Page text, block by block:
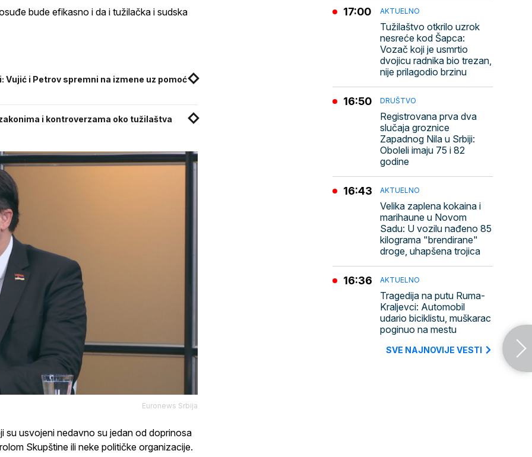
bude efikasno i da i tužilačka i sudska
Vujić i Petrov spremni na izmene uz pomoć
i kontroverzama oko tužilaštva
Euronews Srbija
su usvojeni nedavno su jedan od doprinosa
Skupštine ili neke političke organizacije.
AKTUELNO
Tužilaštvo otkrilo uzrok
nesreće kod Šapca:
Vozač koji je usmrtio
dvojicu radnika bio trezan,
nije prilagodio brzinu
17:00
DRUŠTVO
Registrovana prva dva
slučaja groznice
Zapadnog Nila u Srbiji:
Oboleli imaju 75 i 82
godine
16:50
AKTUELNO
Velika zaplena kokaina i
marihaune u Novom
Sadu: U vozilu nađeno 85
kilograma "brendirane"
droge, uhapšena trojica
16:43
AKTUELNO
Tragedija na putu Ruma-
Kraljevci: Automobil
udario biciklistu, muškarac
poginuo na mestu
16:36
SVE NAJNOVIJE VESTI